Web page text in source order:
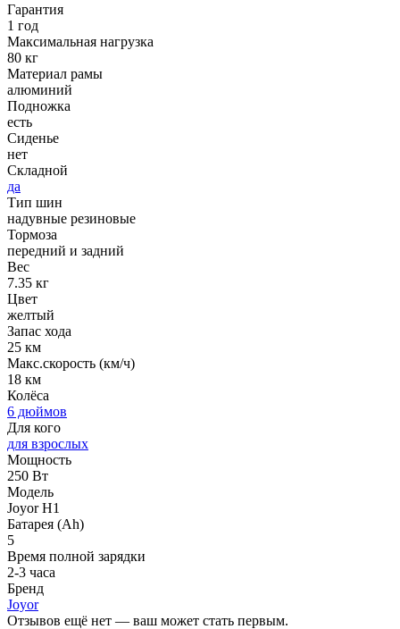
Гарантия
1 год
Максимальная нагрузка
80 кг
Материал рамы
алюминий
Подножка
есть
Сиденье
нет
Складной
да
Тип шин
надувные резиновые
Тормоза
передний и задний
Вес
7.35 кг
Цвет
желтый
Запас хода
25 км
Макс.скорость (км/ч)
18 км
Колёса
6 дюймов
Для кого
для взрослых
Мощность
250 Вт
Модель
Joyor H1
Батарея (Ah)
5
Время полной зарядки
2-3 часа
Бренд
Joyor
Отзывов ещё нет — ваш может стать первым.